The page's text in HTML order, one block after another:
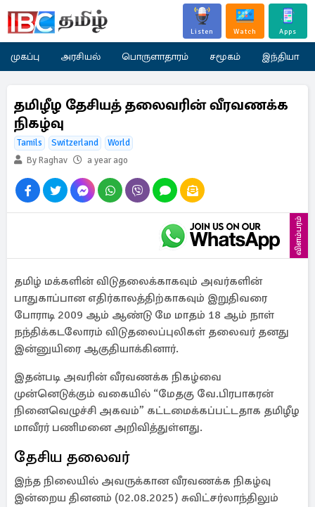
Listen Watch Apps
முகப்பு அரசியல் பொருளாதாரம் சமூகம் இந்தியா
தமிழீழ தேசியத் தலைவரின் வீரவணக்க
நிகழ்வு
Tamils Switzerland
World
By Raghav
a year ago
விளம்பரம்
தமிழ் மக்களின் விடுதலைக்காகவும் அவர்களின்
பாதுகாப்பான எதிர்காலத்திற்காகவும் இறுதிவரை
போராடி 2009 ஆம் ஆண்டு மே மாதம் 18 ஆம் நாள்
நந்திக்கடலோரம் விடுதலைப்புலிகள் தலைவர் தனது
இன்னுயிரை ஆகுதியாக்கினார்.
இதன்படி அவரின் வீரவணக்க நிகழ்வை
முன்னெடுக்கும் வகையில் “மேதகு வே.பிரபாகரன்
நினைவெழுச்சி அகவம்” கட்டமைக்கப்பட்டதாக தமிழீழ
மாவீரர் பணிமனை அறிவித்துள்ளது.
தேசிய தலைவர்
இந்த நிலையில் அவருக்கான வீரவணக்க நிகழ்வு
இன்றைய தினனம் (02.08.2025) சுவிட்சர்லாந்திலும்